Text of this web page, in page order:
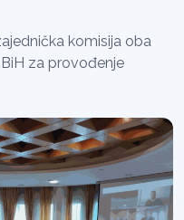
komisija oba
za provođenje